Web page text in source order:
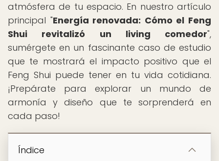
atmósfera de tu espacio. En nuestro artículo
principal "Energía renovada: Cómo el Feng
Shui revitalizó un living comedor",
sumérgete en un fascinante caso de estudio
que te mostrará el impacto positivo que el
Feng Shui puede tener en tu vida cotidiana.
¡Prepárate para explorar un mundo de
armonía y diseño que te sorprenderá en
cada paso!
Índice